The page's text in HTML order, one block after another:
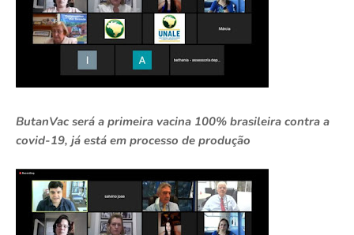
ButanVac será a primeira vacina 100% brasileira contra a
covid-19, já está em processo de produção